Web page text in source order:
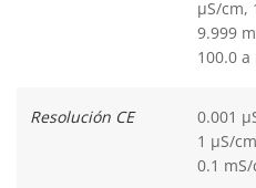
µS/cm,
9.999
100.0
Resolución CE
0.001
1 µS/
0.1